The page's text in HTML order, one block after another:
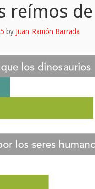
reímos
by Juan Ramón Barrada